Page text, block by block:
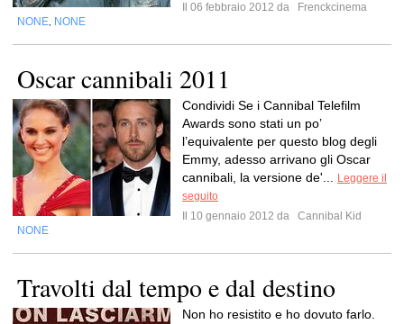
Il 06 febbraio 2012 da
Frenckcinema
NONE NONE
Oscar cannibali 2011
Condividi Se i Cannibal Telefilm
Awards sono stati un po’
l’equivalente per questo blog degli
Emmy, adesso arrivano gli Oscar
cannibali, la versione de'...
Leggere il
seguito
Il 10 gennaio 2012 da
Cannibal Kid
NONE
Travolti dal tempo e dal destino
Non ho resistito e ho dovuto farlo.